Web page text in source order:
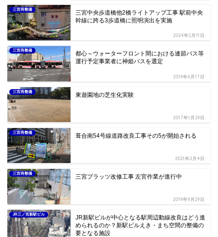
三宮再整備
三宮中央歩道橋他2橋ライトアップ工事 駅前中央
幹線に跨る3歩道橋に照明演出を実施
2024年2月11日
三宮再整備
都心～ウォーターフロント間における連節バス等
運行予定事業者に神姫バスを選定
2019年6月17日
三宮再整備 東遊園地の芝生化実験
2017年1月29日
三宮再整備 葺合南54号線道路改良工事その5が開始される
2021年2月4日
三宮再整備 三宮プラッツ改修工事 左官作業が進行中
2019年9月29日
JR三ノ宮新駅ビル
JR新駅ビルが中心となる駅周辺動線改良はどう進
められるのか？新駅ビルえき・まち空間の整備の
要となる施設